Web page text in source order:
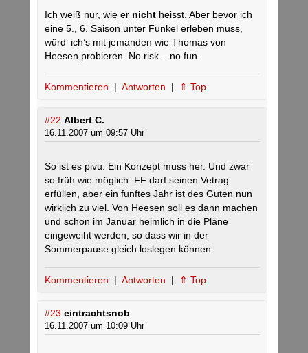
Ich weiß nur, wie er nicht heisst. Aber bevor ich
eine 5., 6. Saison unter Funkel erleben muss,
würd‘ ich’s mit jemanden wie Thomas von
Heesen probieren. No risk – no fun.
Kommentieren | Antworten | ⇑ Top
#22 Albert C.
16.11.2007 um 09:57 Uhr
So ist es pivu. Ein Konzept muss her. Und zwar
so früh wie möglich. FF darf seinen Vetrag
erfüllen, aber ein funftes Jahr ist des Guten nun
wirklich zu viel. Von Heesen soll es dann machen
und schon im Januar heimlich in die Pläne
eingeweiht werden, so dass wir in der
Sommerpause gleich loslegen können.
Kommentieren | Antworten | ⇑ Top
#23 eintrachtsnob
16.11.2007 um 10:09 Uhr